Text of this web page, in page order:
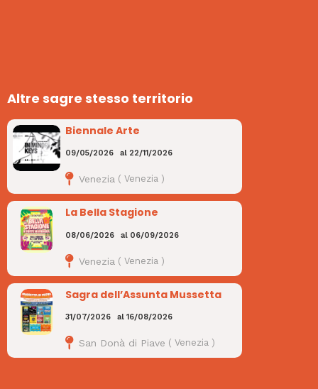
Altre sagre stesso territorio
Biennale Arte
09/05/2026 al 22/11/2026
Venezia ( Venezia)
La Bella Stagione
08/06/2026 al 06/09/2026
Venezia ( Venezia )
Sagra dell’Assunta Mussetta
31/07/2026 al 16/08/2026
San Donà di Piave ( Venezia)